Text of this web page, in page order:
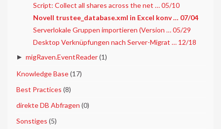
Script: Collect all shares across the net … 05/10
Novell trustee_database.xml in Excel konv … 07/04
Serverlokale Gruppen importieren (Version … 05/29
Desktop Verknüpfungen nach Server-Migrat … 12/18
► migRaven.EventReader(1)
Knowledge Base(17)
Best Practices (8)
direkte DB Abfragen (0)
Sonstiges (5)